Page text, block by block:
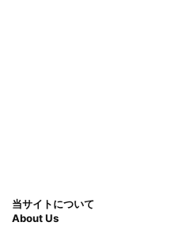
当サイトについて
About Us